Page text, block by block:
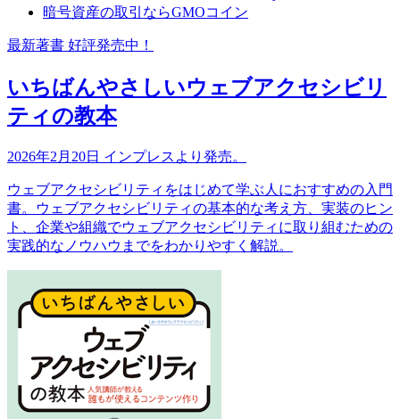
暗号資産の取引ならGMOコイン
最新著書 好評発売中！
いちばんやさしいウェブアクセシビリ
ティの教本
2026年2月20日 インプレスより発売。
ウェブアクセシビリティをはじめて学ぶ人におすすめの入門
書。ウェブアクセシビリティの基本的な考え方、実装のヒン
ト、企業や組織でウェブアクセシビリティに取り組むための
実践的なノウハウまでをわかりやすく解説。